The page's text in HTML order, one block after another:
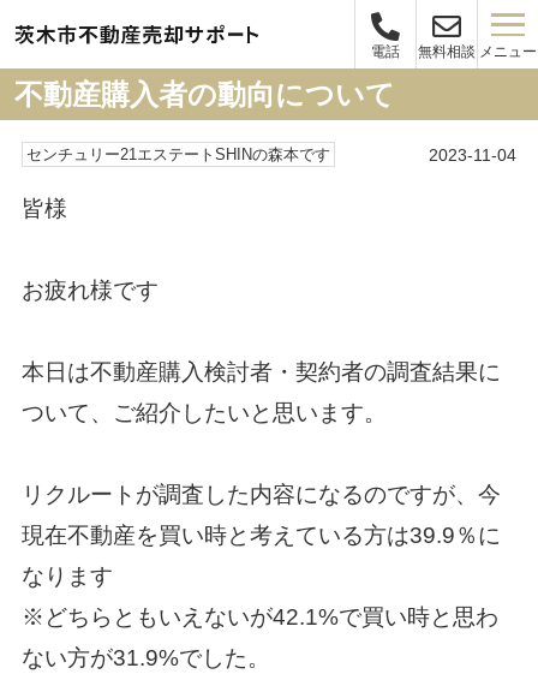
電話 無料相談 メニュー
不動産購入者の動向について
センチュリー21エステートSHINの森本です 2023-11-04
皆様
お疲れ様です
本日は不動産購入検討者・契約者の調査結果に
ついて、ご紹介したいと思います。
リクルートが調査した内容になるのですが、今
現在不動産を買い時と考えている方は39.9％に
なります
※どちらともいえないが42.1%で買い時と思わ
ない方が31.9%でした。